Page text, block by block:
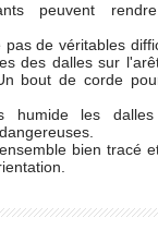
peuvent
de véritables
des dalles sur
bout de corde
humide les dalles
bien tracé